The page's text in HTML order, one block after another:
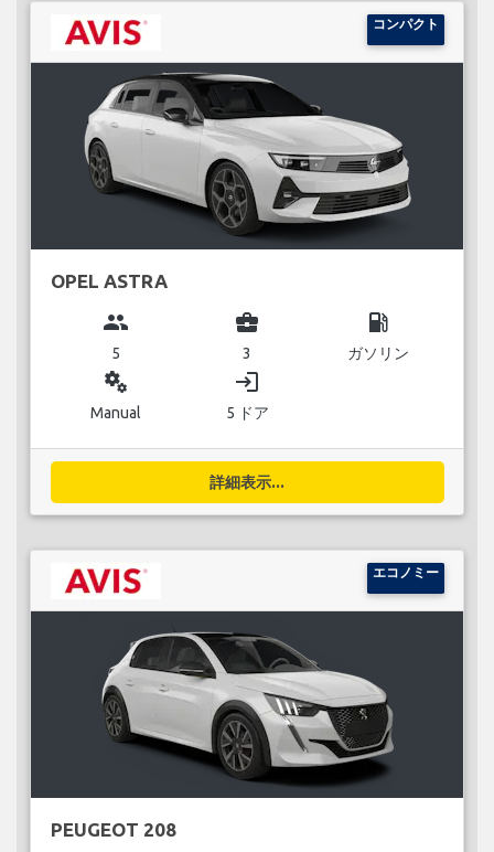
コンパクト
OPEL ASTRA
group
5
business_center
3
local_gas_station
ガソリン
miscellaneous_services
Manual
login
5 ドア
詳細表示...
エコノミー
PEUGEOT 208